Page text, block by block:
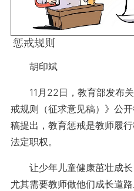
胡印斌
11月22日，教育部发布关
戒规则（征求意见稿）》公
稿提出，教育惩戒是教师履
法定职权。
让少年儿童健康茁壮成长
尤其需要教师做他们成长道